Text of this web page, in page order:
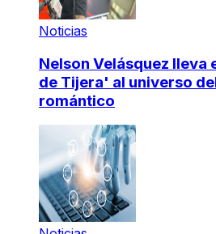
Noticias
Nelson Velásquez lleva
de Tijera' al universo
romántico